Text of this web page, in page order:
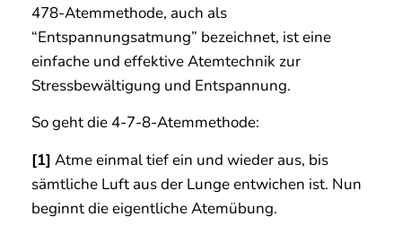
478-Atemmethode, auch als
“Entspannungsatmung” bezeichnet, ist eine
einfache und effektive Atemtechnik zur
Stressbewältigung und Entspannung.
So geht die 4-7-8-Atemmethode:
[1] Atme einmal tief ein und wieder aus, bis
sämtliche Luft aus der Lunge entwichen ist. Nun
beginnt die eigentliche Atemübung.